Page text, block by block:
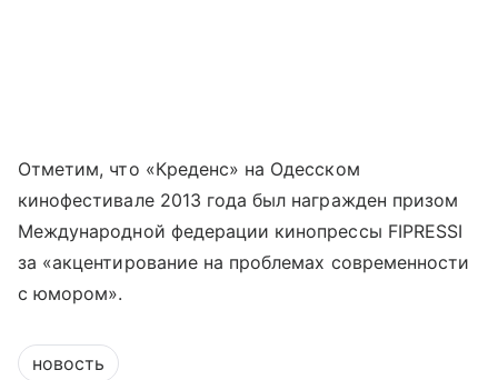
Отметим, что «Креденс» на Одесском
кинофестивале 2013 года был награжден призом
Международной федерации кинопрессы FIPRESSI
за «акцентирование на проблемах современности
с юмором».
новость